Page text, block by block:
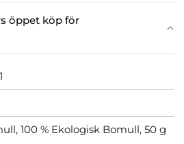
öppet köp för
100 % Ekologisk Bomull, 50 g